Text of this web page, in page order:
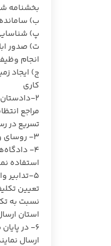
بخشنامه شماره ۱۰۰/ ۶۳۹۴۰/
ب)
پ)
ت) صدور
انجام
ج) ایجاد
کاری
۲-
مراجع
تسریع در
۳- روسای واحد‌های قضایی نیز موظفند در مورد پرونده‌های مطروحه در محاکم به شرح بند ۲ در حدود وظایف اقدام نمایند.
۴-
استفاده
تعیین
نسبت به
استان
ارسال